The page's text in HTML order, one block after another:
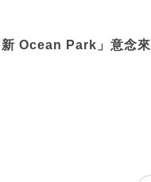
新 Ocean Park」意念來